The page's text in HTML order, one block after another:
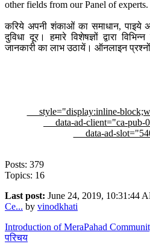
other fields from our Panel of experts.
करिये अपनी शंकाओं का समाधान, पाइये
दुविधा दूर। हमारे विशेषज्ञों द्वारा
जानकारी का लाभ उठायें। ऑनलाइन
style="display:inline-
data-ad-client="ca-pub-
data-ad-
Posts: 379
Topics: 16
Last post: June 24, 2019, 10:31:44
Ce... by vinodkhati
Introduction of MeraPahad
परिचय